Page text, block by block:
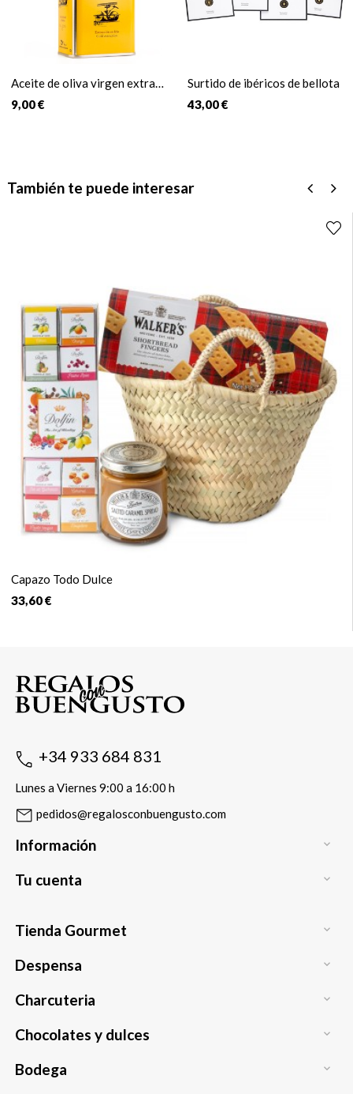
Aceite de oliva virgen extra
Mallafré
9,00 €
Surtido de ibéricos de bellota
43,00 €
También te puede interesar
Capazo Todo Dulce
33,60 €
›
+34 933 684 831
Lunes a Viernes 9:00 a 16:00 h
pedidos@regalosconbuengusto.com
Información 
Tu cuenta 
Tienda Gourmet 
Despensa 
Charcuteria 
Chocolates y dulces 
Bodega 